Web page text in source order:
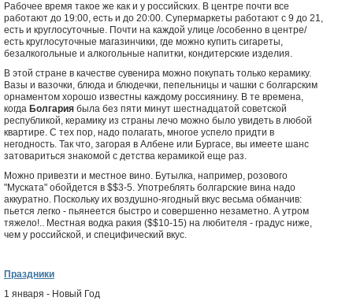
Рабочее время такое же как и у российских. В центре почти все
работают до 19:00, есть и до 20:00. Супермаркеты работают с 9 до 21,
есть и круглосуточные. Почти на каждой улице /особенно в центре/
есть круглосуточные магазинчики, где можно купить сигареты,
безалкогольные и алкогольные напитки, кондитерские изделия.
В этой стране в качестве сувенира можно покупать только керамику.
Вазы и вазочки, блюда и блюдечки, пепельницы и чашки с болгарским
орнаментом хорошо известны каждому россиянину. В те времена,
когда Болгария была без пяти минут шестнадцатой советской
республикой, керамику из страны лечо можно было увидеть в любой
квартире. С тех пор, надо полагать, многое успело придти в
негодность. Так что, загорая в Албене или Бургасе, вы имеете шанс
затовариться знакомой с детства керамикой еще раз.
Можно привезти и местное вино. Бутылка, например, розового
"Муската" обойдется в $$3-5. Употреблять болгарские вина надо
аккуратно. Поскольку их воздушно-ягодный вкус весьма обманчив:
пьется легко - пьянеется быстро и совершенно незаметно. А утром
тяжело!.. Местная водка ракия ($$10-15) на любителя - градус ниже,
чем у российской, и специфический вкус.
Праздники
1 января - Новый Год